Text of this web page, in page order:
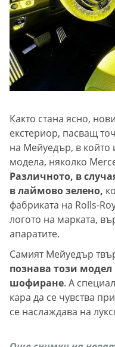
Както стана ясно,
екстериор, пасващ
на Мейуедър, в
модела, няколко
Различното, в
в лаймово зелено,
фабриката на Rolls-
логото на марката,
апаратите.
Самият Мейуедър
познава този
шофиране. А
кара да се чувства
се наслаждава на